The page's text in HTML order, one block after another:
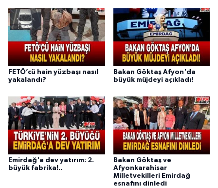
FETÖ’cü hain yüzbaşı nasıl
yakalandı?
Bakan Göktaş Afyon'da
büyük müjdeyi açıkladı!
Emirdağ'a dev yatırım: 2.
büyük fabrika!..
Bakan Göktaş ve
Afyonkarahisar
Milletvekilleri Emirdağ
esnafını dinledi